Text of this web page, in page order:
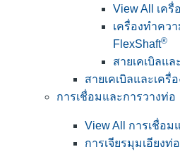
View All เครื่
เครื่องทำคว
FlexShaft®
สายเคเบิลแ
สายเคเบิลและเครื่
การเชื่อมและการวางท่อ
View All การเชื่อม
การเจียรมุมเอียงท่อ